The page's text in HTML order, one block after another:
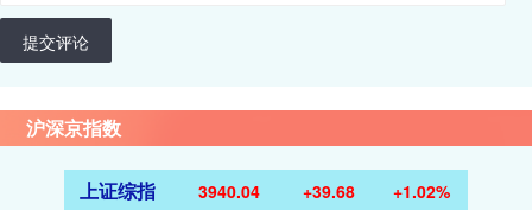
提交评论
沪深京指数
上证综指 3940.04 +39.68 +1.02%